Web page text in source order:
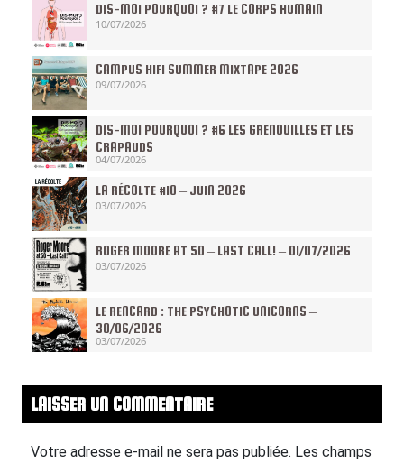
DIS-MOI POURQUOI ? #7 LE CORPS HUMAIN
10/07/2026
CAMPUS HIFI SUMMER MIXTAPE 2026
09/07/2026
DIS-MOI POURQUOI ? #6 LES GRENOUILLES ET LES
CRAPAUDS
04/07/2026
LA RÉCOLTE #10 – JUIN 2026
03/07/2026
ROGER MOORE AT 50 – LAST CALL! – 01/07/2026
03/07/2026
LE RENCARD : THE PSYCHOTIC UNICORNS –
30/06/2026
03/07/2026
LAISSER UN COMMENTAIRE
Votre adresse e-mail ne sera pas publiée. Les champs